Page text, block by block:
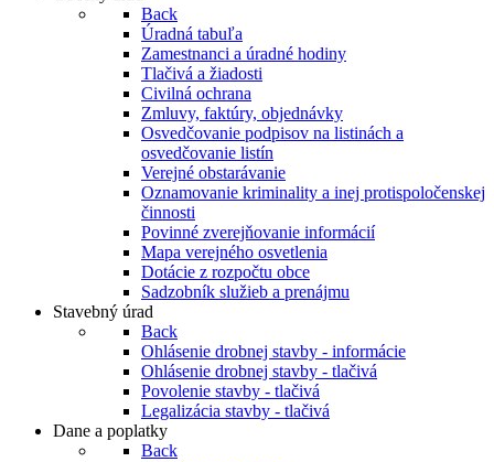
Back
Úradná tabuľa
Zamestnanci a úradné hodiny
Tlačivá a žiadosti
Civilná ochrana
Zmluvy, faktúry, objednávky
Osvedčovanie podpisov na listinách a
osvedčovanie listín
Verejné obstarávanie
Oznamovanie kriminality a inej protispoločenskej
činnosti
Povinné zverejňovanie informácií
Mapa verejného osvetlenia
Dotácie z rozpočtu obce
Sadzobník služieb a prenájmu
Stavebný úrad
Back
Ohlásenie drobnej stavby - informácie
Ohlásenie drobnej stavby - tlačivá
Povolenie stavby - tlačivá
Legalizácia stavby - tlačivá
Dane a poplatky
Back